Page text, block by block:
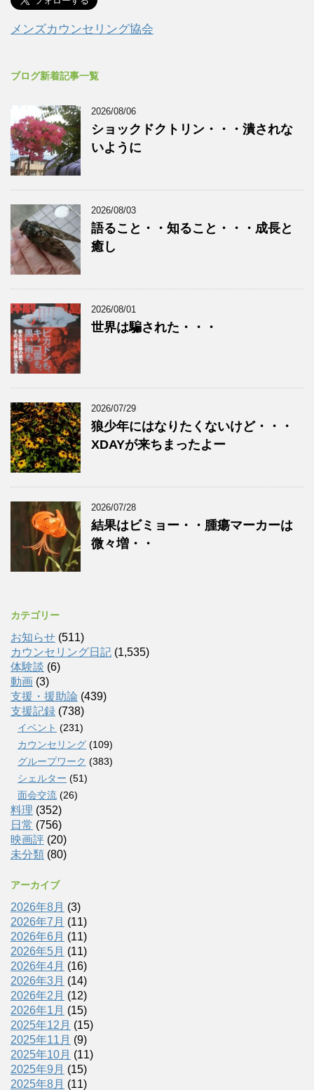
メンズカウンセリング協会
ブログ新着記事一覧
2026/08/06
ショックドクトリン・・・潰されな
いように
2026/08/03
語ること・・知ること・・・成長と
癒し
2026/08/01
世界は騙された・・・
2026/07/29
狼少年にはなりたくないけど・・・
XDAYが来ちまったよー
2026/07/28
結果はビミョー・・腫瘍マーカーは
微々増・・
カテゴリー
お知らせ (511)
カウンセリング日記 (1,535)
体験談 (6)
動画 (3)
支援・援助論 (439)
支援記録 (738)
イベント (231)
カウンセリング (109)
グループワーク (383)
シェルター (51)
面会交流 (26)
料理 (352)
日常 (756)
映画評 (20)
未分類 (80)
アーカイブ
2026年8月 (3)
2026年7月 (11)
2026年6月 (11)
2026年5月 (11)
2026年4月 (16)
2026年3月 (14)
2026年2月 (12)
2026年1月 (15)
2025年12月 (15)
2025年11月 (9)
2025年10月 (11)
2025年9月 (15)
2025年8月 (11)